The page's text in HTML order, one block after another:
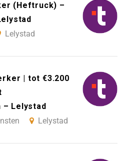
(Heftruck) –
Lelystad
| tot €3.200
Lelystad
Lelystad